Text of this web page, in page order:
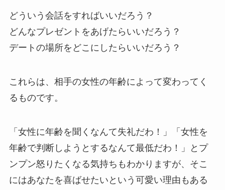
どういう会話をすればいいだろう？
どんなプレゼントをあげたらいいだろう？
デートの場所をどこにしたらいいだろう？
これらは、相手の女性の年齢によって変わってく
るものです。
「女性に年齢を聞くなんて失礼だわ！」「女性を
年齢で判断しようとするなんて最低だわ！」とプ
ンプン怒りたくなる気持ちもわかりますが、そこ
にはあなたを喜ばせたいという可愛い理由もある